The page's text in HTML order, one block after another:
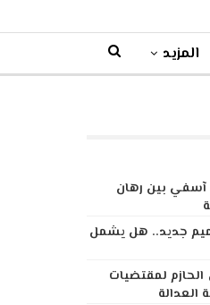
المزيد
آسفي بين رهان
جديد.. هل يشمل
الحازم لمقتضيات
العدالة